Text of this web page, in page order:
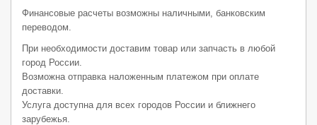
Финансовые расчеты возможны наличными, банковским
переводом.
При необходимости доставим товар или запчасть в любой
город России.
Возможна отправка наложенным платежом при оплате
доставки.
Услуга доступна для всех городов России и ближнего
зарубежья.